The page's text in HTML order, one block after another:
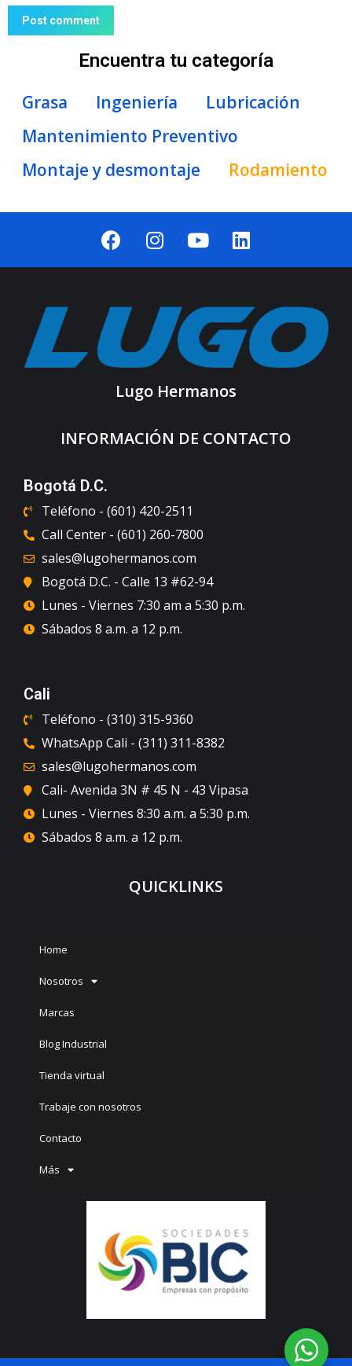
Post comment
Encuentra tu categoría
Grasa
Ingeniería
Lubricación
Mantenimiento Preventivo
Montaje y desmontaje
Rodamiento
Lugo Hermanos
INFORMACIÓN DE CONTACTO
Bogotá D.C.
Teléfono - (601) 420-2511
Call Center - (601) 260-7800
sales@lugohermanos.com
Bogotá D.C. - Calle 13 #62-94
Lunes - Viernes 7:30 am a 5:30 p.m.
Sábados 8 a.m. a 12 p.m.
Cali
Teléfono - (310) 315-9360
WhatsApp Cali - (311) 311-8382
sales@lugohermanos.com
Cali- Avenida 3N # 45 N - 43 Vipasa
Lunes - Viernes 8:30 a.m. a 5:30 p.m.
Sábados 8 a.m. a 12 p.m.
QUICKLINKS
Home
Nosotros
Marcas
Blog Industrial
Tienda virtual
Trabaje con nosotros
Contacto
Más